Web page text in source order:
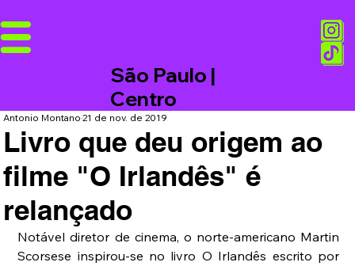
São Paulo |
Centro
Livro que deu origem ao
filme "O Irlandês" é
relançado
Antonio Montano21 de nov. de 2019
Notável diretor de cinema, o norte-americano Martin
Scorsese inspirou-se no livro O Irlandês escrito por